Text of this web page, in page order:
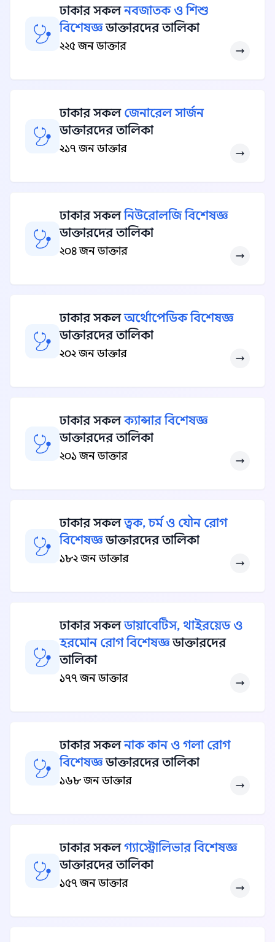
ঢাকার সকলনবজাতক ও শিশু
বিশেষজ্ঞডাক্তারদের তালিকা
২২৫ জন ডাক্তার
ঢাকার সকল জেনারেল সার্জন
ডাক্তারদের তালিকা
২১৭ জন ডাক্তার
ঢাকার সকলনিউরোলজি বিশেষজ্ঞ
ডাক্তারদের তালিকা
২০৪ জন ডাক্তার
ঢাকার সকলঅর্থোপেডিক বিশেষজ্ঞ
ডাক্তারদের তালিকা
২০২ জন ডাক্তার
ঢাকার সকলক্যান্সার বিশেষজ্ঞ
ডাক্তারদের তালিকা
২০১ জন ডাক্তার
ঢাকার সকলত্বক, চর্ম ও যৌন রোগ
বিশেষজ্ঞডাক্তারদের তালিকা
১৮২ জন ডাক্তার
ঢাকার সকলডায়াবেটিস, থাইরয়েড ও
হরমোন রোগ বিশেষজ্ঞডাক্তারদের
তালিকা
১৭৭ জন ডাক্তার
ঢাকার সকলনাক কান ও গলা রোগ
বিশেষজ্ঞডাক্তারদের তালিকা
১৬৮ জন ডাক্তার
ঢাকার সকলগ্যাস্ট্রোলিভার বিশেষজ্ঞ
ডাক্তারদের তালিকা
১৫৭ জন ডাক্তার